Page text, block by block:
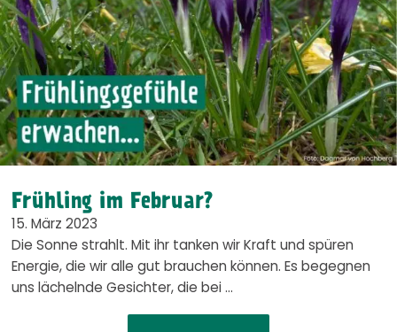
Frühling im Februar?
15. März 2023
Die Sonne strahlt. Mit ihr tanken wir Kraft und spüren
Energie, die wir alle gut brauchen können. Es begegnen
uns lächelnde Gesichter, die bei …